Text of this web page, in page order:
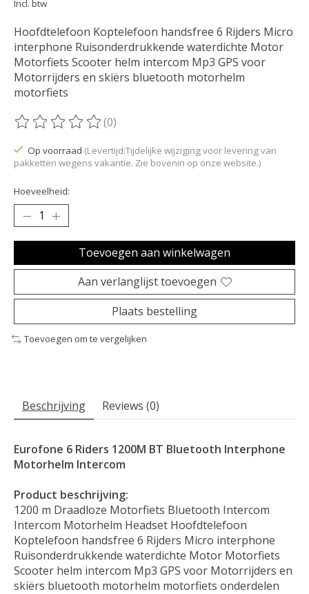
Incl. btw
Hoofdtelefoon Koptelefoon handsfree 6 Rijders Micro
interphone Ruisonderdrukkende waterdichte Motor
Motorfiets Scooter helm intercom Mp3 GPS voor
Motorrijders en skiërs bluetooth motorhelm
motorfiets
De beoordeling van dit product is
(0)
Op voorraad (Levertijd:Tijdelijke wijziging voor levering van
pakketten wegens vakantie. Zie bovenin op onze website.)
Hoeveelheid:
Toevoegen aan winkelwagen
Aan verlanglijst toevoegen
Plaats bestelling
Toevoegen om te vergelijken
Beschrijving Reviews (0)
Eurofone 6 Riders 1200M BT Bluetooth Interphone
Motorhelm Intercom
Product beschrijving:
1200 m Draadloze Motorfiets Bluetooth Intercom
Intercom Motorhelm Headset Hoofdtelefoon
Koptelefoon handsfree 6 Rijders Micro interphone
Ruisonderdrukkende waterdichte Motor Motorfiets
Scooter helm intercom Mp3 GPS voor Motorrijders en
skiërs bluetooth motorhelm motorfiets onderdelen